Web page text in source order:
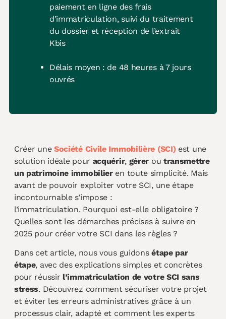
paiement en ligne des frais
d’immatriculation, suivi du traitement
du dossier et réception de l’extrait
Kbis
Délais moyen : de 48 heures à 7 jours
ouvrés
Créer une Société Civile Immobilière (SCI)est une
solution idéale pour acquérir, gérer ou transmettre
un patrimoine immobilieren toute simplicité. Mais
avant de pouvoir exploiter votre SCI, une étape
incontournable s’impose :
l’immatriculation. Pourquoi est-elle obligatoire ?
Quelles sont les démarches précises à suivre en
2025 pour créer votre SCI dans les règles ?
Dans cet article, nous vous guidonsétape par
étape, avec des explications simples et concrètes
pour réussir l’immatriculation de votre SCI sans
stress. Découvrez comment sécuriser votre projet
et éviter les erreurs administratives grâce à un
processus clair, adapté et comment les experts